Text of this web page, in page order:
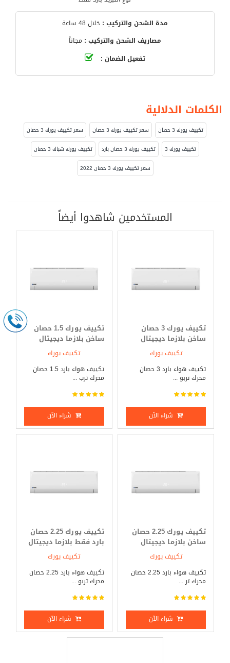
مدة الشحن والتركيب : خلال 48 ساعة
مصاريف الشحن والتركيب : مجاناً
تفعيل الضمان :
الكلمات الدلالية
تكييف يورك 3 حصان سعر تكييف يورك 3 حصان
سعر تكييف يورك 3 حصان
تكييف يورك 3
تكييف يورك 3 حصان بارد
تكييف يورك شباك 3 حصان
سعر تكييف يورك 3 حصان 2022
المستخدمين شاهدوا أيضاً
تكييف يورك 3 حصان
ساخن بلازما ديجيتال
تكييف يورك
تكييف هواء بارد 3 حصان
محرك تربو ...
شراء الآن
تكييف يورك 1.5 حصان
ساخن بلازما ديجيتال
تكييف يورك
تكييف هواء بارد 1.5 حصان
محرك ترب ...
شراء الآن
تكييف يورك 2.25 حصان
ساخن بلازما ديجيتال
تكييف يورك
تكييف هواء بارد 2.25 حصان
محرك تر ...
شراء الآن
تكييف يورك 2.25 حصان
بارد فقط بلازما ديجيتال
تكييف يورك
تكييف هواء بارد 2.25 حصان
محرك تربو ...
شراء الآن